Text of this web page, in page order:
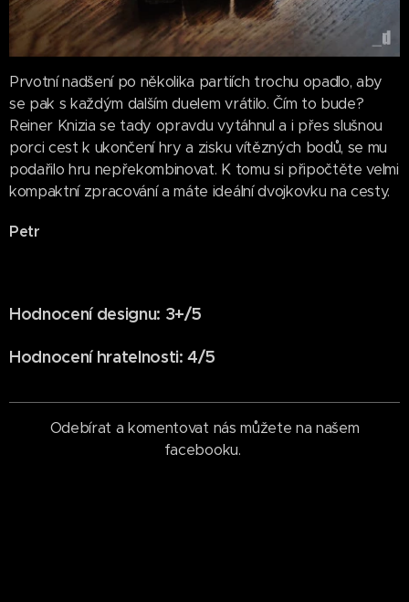
Prvotní nadšení po několika partiích trochu opadlo, aby
se pak s každým dalším duelem vrátilo. Čím to bude?
Reiner Knizia se tady opravdu vytáhnul a i přes slušnou
porci cest k ukončení hry a zisku vítězných bodů, se mu
podařilo hru nepřekombinovat. K tomu si připočtěte velmi
kompaktní zpracování a máte ideální dvojkovku na cesty.
Petr
Hodnocení designu: 3+/5
Hodnocení hratelnosti: 4/5
Odebírat a komentovat nás můžete na našem
facebooku.